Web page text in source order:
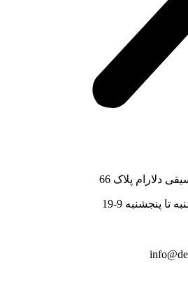
دلارام پلاک 66
پنجشنبه 9-19